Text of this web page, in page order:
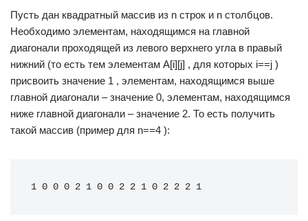
Пусть дан квадратный массив из n строк и n столбцов.
Необходимо элементам, находящимся на главной
диагонали проходящей из левого верхнего угла в правый
нижний (то есть тем элементам A[i][j] , для которых i==j )
присвоить значение 1 , элементам, находящимся выше
главной диагонали – значение 0, элементам, находящимся
ниже главной диагонали – значение 2. То есть получить
такой массив (пример для n==4 ):
1 0 0 0 2 1 0 0 2 2 1 0 2 2 2 1